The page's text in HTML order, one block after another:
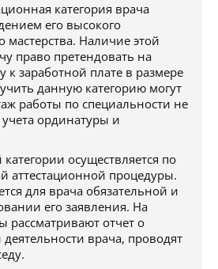
категория врача
его высокого
мастерства. Наличие этой
право претендовать на
заработной плате в размере
данную категорию могут
работы по специальности не
ординатуры и
осуществляется по
аттестационной процедуры.
для врача обязательной и
его заявления. На
рассматривают отчет о
врача, проводят